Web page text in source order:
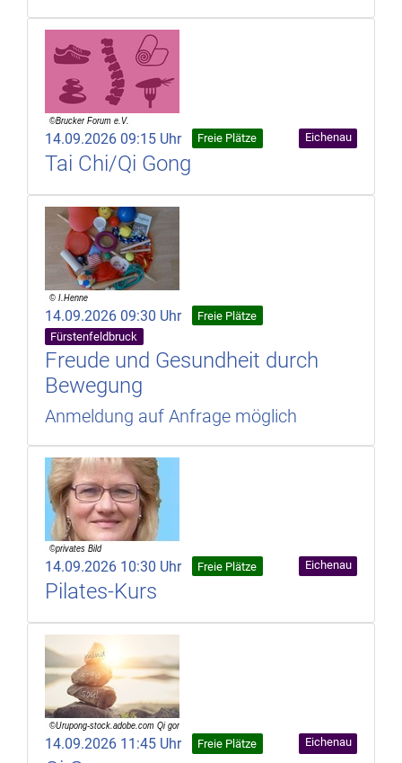
14.09.2026 09:15 Uhr Freie Plätze Eichenau
Tai Chi/Qi Gong
14.09.2026 09:30 Uhr
Freie Plätze
Fürstenfeldbruck
Freude und Gesundheit durch
Bewegung
Anmeldung auf Anfrage möglich
14.09.2026 10:30 Uhr Freie Plätze Eichenau
Pilates-Kurs
14.09.2026 11:45 Uhr Freie Plätze Eichenau